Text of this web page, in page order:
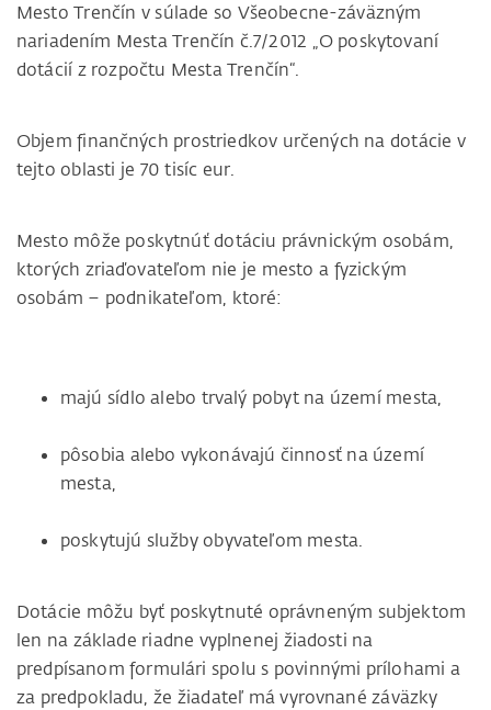
Mesto Trenčín v súlade so Všeobecne-záväzným
nariadením Mesta Trenčín č.7/2012 „O poskytovaní
dotácií z rozpočtu Mesta Trenčín“.
Objem finančných prostriedkov určených na dotácie v
tejto oblasti je 70 tisíc eur.
Mesto môže poskytnúť dotáciu právnickým osobám,
ktorých zriaďovateľom nie je mesto a fyzickým
osobám – podnikateľom, ktoré:
majú sídlo alebo trvalý pobyt na území mesta,
pôsobia alebo vykonávajú činnosť na území
mesta,
poskytujú služby obyvateľom mesta.
Dotácie môžu byť poskytnuté oprávneným subjektom
len na základe riadne vyplnenej žiadosti na
predpísanom formulári spolu s povinnými prílohami a
za predpokladu, že žiadateľ má vyrovnané záväzky